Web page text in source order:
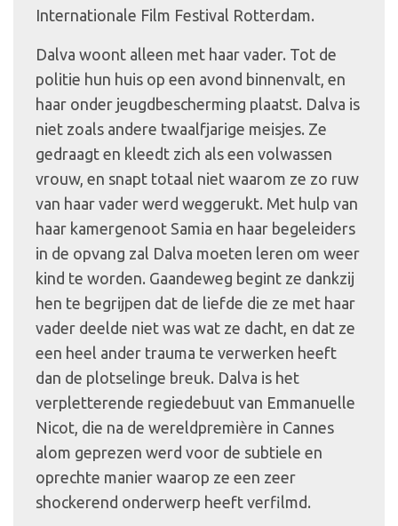
Internationale Film Festival Rotterdam.
Dalva woont alleen met haar vader. Tot de
politie hun huis op een avond binnenvalt, en
haar onder jeugdbescherming plaatst. Dalva is
niet zoals andere twaalfjarige meisjes. Ze
gedraagt en kleedt zich als een volwassen
vrouw, en snapt totaal niet waarom ze zo ruw
van haar vader werd weggerukt. Met hulp van
haar kamergenoot Samia en haar begeleiders
in de opvang zal Dalva moeten leren om weer
kind te worden. Gaandeweg begint ze dankzij
hen te begrijpen dat de liefde die ze met haar
vader deelde niet was wat ze dacht, en dat ze
een heel ander trauma te verwerken heeft
dan de plotselinge breuk. Dalva is het
verpletterende regiedebuut van Emmanuelle
Nicot, die na de wereldpremière in Cannes
alom geprezen werd voor de subtiele en
oprechte manier waarop ze een zeer
shockerend onderwerp heeft verfilmd.